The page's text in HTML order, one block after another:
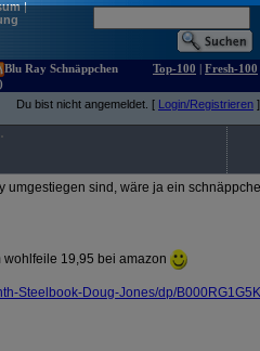
|
Blu Ray Schnäppchen
Top-100 | Fresh-100
Du bist nicht angemeldet. [ Login/Registrieren ]
umgestiegen sind, wäre ja ein
19,95 bei amazon
Steelbook-Doug-Jones/dp/